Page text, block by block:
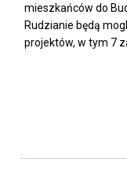
mieszkańców do
Rudzianie będą
projektów, w tym 7